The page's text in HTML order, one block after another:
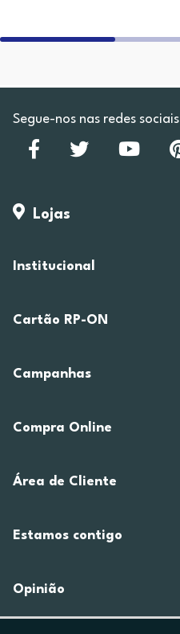
Segue-nos nas redes sociais
Lojas
Institucional
Cartão RP-ON
Campanhas
Compra Online
Área de Cliente
Estamos contigo
Opinião